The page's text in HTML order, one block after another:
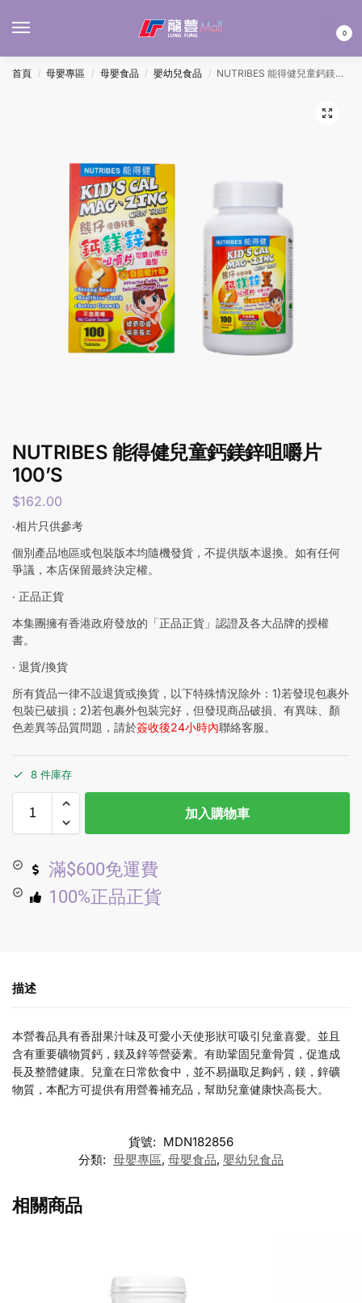
0
首頁 / 母嬰專區 / 母嬰食品 / 嬰幼兒食品 / NUTRIBES 能得健兒童鈣鎂鋅咀嚼片 100’S
NUTRIBES 能得健兒童鈣鎂鋅咀嚼片
100’S
$162.00
‧相片只供參考
個別產品地區或包裝版本均隨機發貨，不提供版本退換。如有任何
爭議，本店保留最終決定權。
‧ 正品正貨
本集團擁有香港政府發放的「正品正貨」認證及各大品牌的授權
書。
‧ 退貨/換貨
所有貨品一律不設退貨或換貨，以下特殊情況除外：1)若發現包裹外
包裝已破損；2)若包裹外包裝完好，但發現商品破損、有異味、顏
色差異等品質問題，請於簽收後24小時內聯絡客服。
8 件庫存
加入購物車
滿$600免運費
100%正品正貨
描述
本營養品具有香甜果汁味及可愛小天使形狀可吸引兒童喜愛。並且
含有重要礦物質鈣，鎂及鋅等營蒆素。有助鞏固兒童骨質，促進成
長及整體健康。兒童在日常飲食中，並不易攝取足夠鈣，鎂，鋅礦
物質，本配方可提供有用營養補充品，幫助兒童健康快高長大。
貨號: MDN182856
分類: 母嬰專區, 母嬰食品, 嬰幼兒食品
相關商品